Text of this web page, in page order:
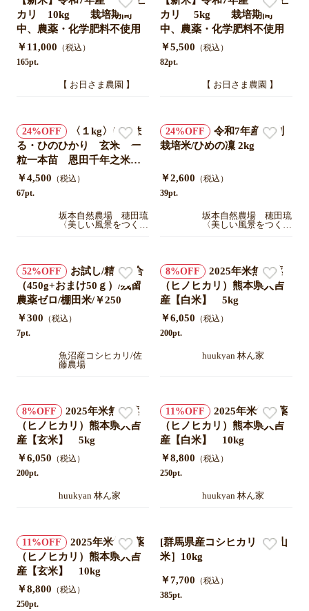
カリ 10kg 栽培期間
中、農薬・化学肥料不使用
￥11,000 （税込）
165pt.
【 お日さま農園 】
カリ 5kg 栽培期間
中、農薬・化学肥料不使用
￥5,500 （税込）
82pt.
【 お日さま農園 】
24
〈１kg〉にこま
る・ひのひかり 玄米 一
粒一本苗 恩田千年之米
特別栽培米/JINEN
￥4,500 （税込）
67pt.
坂本自然農場 穂田琉
〈美しい風景をつくる
24
令和7年産 特別
栽培米/ひめの凜 2kg
￥2,600 （税込）
39pt.
坂本自然農場 穂田琉
〈美しい風景をつくる
52
お試し/精米 3合
（450g+おまけ50ｇ）/残留
農薬ゼロ/棚田米/￥250
￥300 （税込）
7pt.
魚沼産コシヒカリ/佐
藤農場
8
2025年米無農薬
（ヒノヒカリ）熊本県人吉
産【白米】 5kg
￥6,050 （税込）
200pt.
huukyan 林ん家
8
2025年米無農薬
（ヒノヒカリ）熊本県人吉
産【玄米】 5kg
￥6,050 （税込）
200pt.
huukyan 林ん家
11
2025年米無農薬
（ヒノヒカリ）熊本県人吉
産【白米】 10kg
￥8,800 （税込）
250pt.
huukyan 林ん家
11
2025年米無農薬
（ヒノヒカリ）熊本県人吉
産【玄米】 10kg
￥8,800 （税込）
250pt.
[群馬県産コシヒカリ［白山
米］10kg
￥7,700 （税込）
385pt.